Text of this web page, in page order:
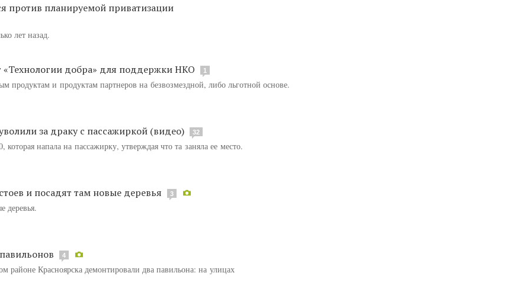
против планируемой приватизации
лет назад.
«Технологии добра» для поддержки НКО 1
продуктам и продуктам партнеров на безвозмездной, либо льготной основе.
за драку с пассажиркой (видео) 32
напала на пассажирку, утверждая что та заняла ее место.
и посадят там новые деревья 3
деревья.
4
районе Красноярска демонтировали два павильона: на улицах